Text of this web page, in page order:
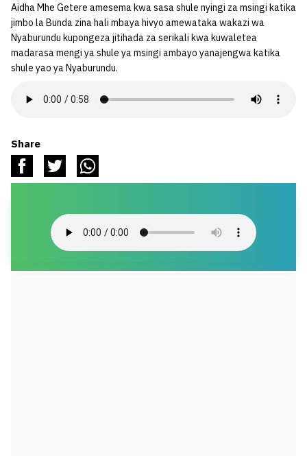
Aidha Mhe Getere amesema kwa sasa shule nyingi za msingi katika
jimbo la Bunda zina hali mbaya hivyo amewataka wakazi wa
Nyaburundu kupongeza jitihada za serikali kwa kuwaletea
madarasa mengi ya shule ya msingi ambayo yanajengwa katika
shule yao ya Nyaburundu.
Share